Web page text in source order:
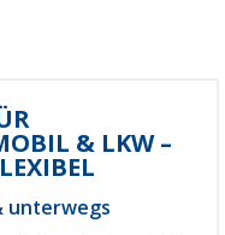
& LKW –
unterwegs